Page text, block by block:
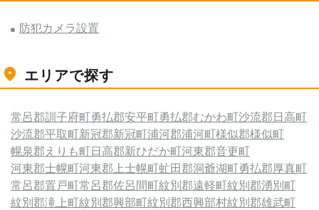
防犯カメラ設置
エリアで探す
常呂郡訓子府町勇払郡安平町勇払郡むかわ町沙流郡日高町
沙流郡平取町新冠郡新冠町浦河郡浦河町様似郡様似町
幌泉郡えりも町日高郡新ひだか町河東郡音更町
河東郡士幌町河東郡上士幌町虻田郡洞爺湖町勇払郡厚真町
常呂郡置戸町常呂郡佐呂間町紋別郡遠軽町紋別郡湧別町
紋別郡滝上町紋別郡興部町紋別郡西興部村紋別郡雄武町